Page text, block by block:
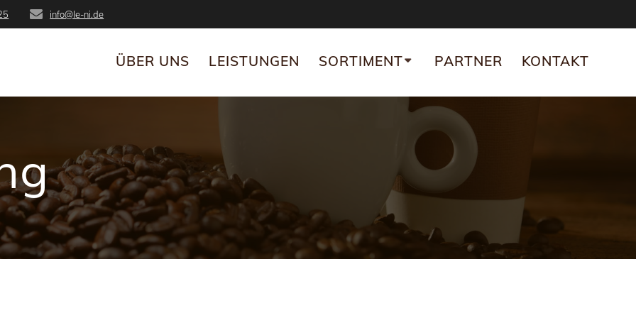
info@le-ni.de
ÜBER UNS LEISTUNGEN SORTIMENT PARTNER KONTAKT